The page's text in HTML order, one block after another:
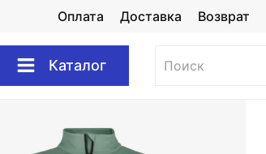
Оплата Доставка Возврат
Каталог